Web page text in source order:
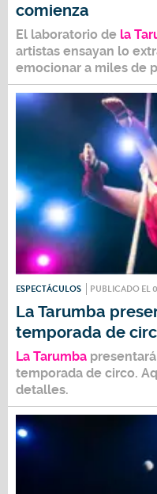
comienza
El laboratorio de la
artistas ensayan lo
emocionar a miles de
ESPECTÁCULOS PUBLICADO EL
La Tarumba
temporada de
La Tarumba
temporada de circo.
detalles.